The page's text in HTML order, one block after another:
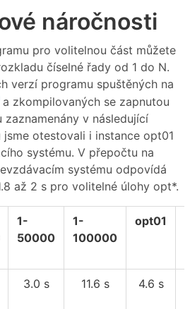
náročnosti
pro volitelnou část můžete
číselné řady od 1 do N.
verzí programu spuštěných na
a zkompilovaných se zapnutou
v následující
otestovali i instance opt01
systému. V přepočtu na
systému odpovídá
až 2 s pro volitelné úlohy opt*.
1-
50000
1-
100000
opt01
3.0 s 11.6 s 4.6 s